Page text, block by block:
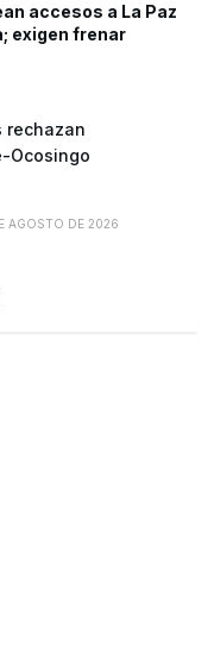
accesos a La Paz
exigen frenar
rechazan
Ocosingo
AGOSTO DE 2026